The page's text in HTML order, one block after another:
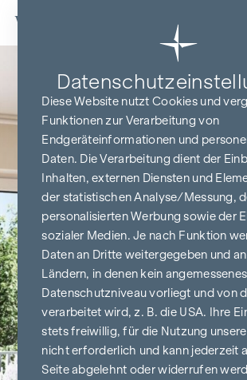
Zum Inhalt springen
Diese Website nutzt Cookies und
Funktionen zur Verarbeitung von
Endgeräteinformationen und
Daten. Die Verarbeitung dient der
Inhalten, externen Diensten und
der statistischen Analyse/Messung,
personalisierten Werbung sowie der
sozialer Medien. Je nach Funktion
Daten an Dritte weitergegeben und
Ländern, in denen kein angemessenes
Datenschutzniveau vorliegt und von
verarbeitet wird, z. B. die USA. Ihre
stets freiwillig, für die Nutzung
nicht erforderlich und kann jederzeit
Seite abgelehnt oder widerrufen